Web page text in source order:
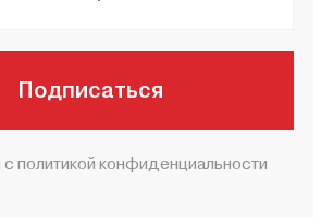
Подписаться
с политикой конфиденциальности